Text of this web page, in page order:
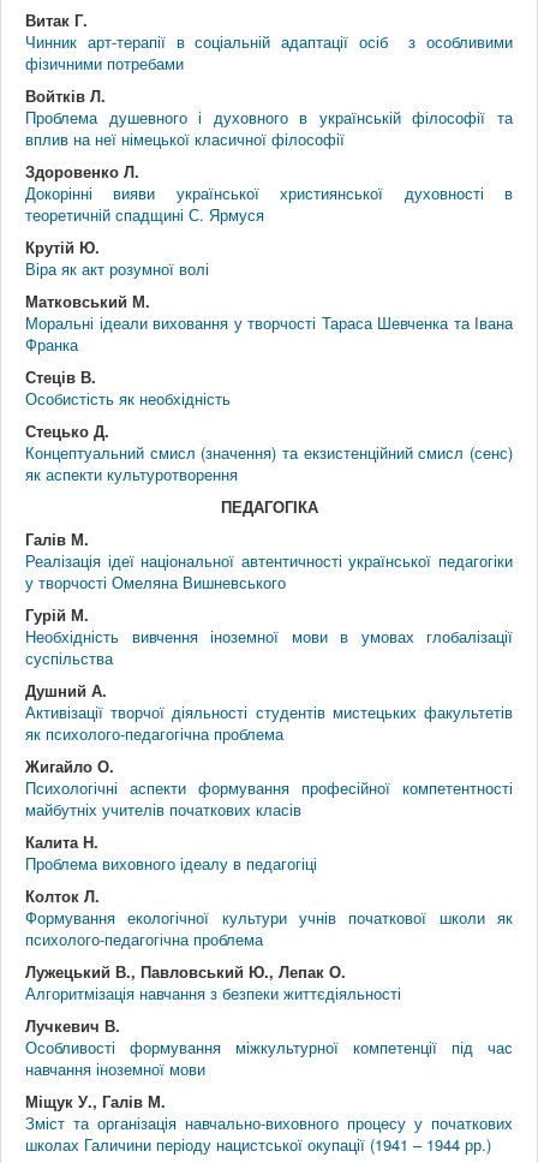
Витак Г.
Чинник арт-терапії в соціальній адаптації осіб з особливими
фізичними потребами
Войтків Л.
Проблема душевного і духовного в українській філософії та
вплив на неї німецької класичної філософії
Здоровенко Л.
Докорінні вияви української християнської духовності в
теоретичній спадщині С. Ярмуся
Крутій Ю.
Віра як акт розумної волі
Матковський М.
Моральні ідеали виховання у творчості Тараса Шевченка та Івана
Франка
Стеців В.
Особистість як необхідність
Стецько Д.
Концептуальний смисл (значення) та екзистенційний смисл (сенс)
як аспекти культуротворення
ПЕДАГОГІКА
Галів М.
Реалізація ідеї національної автентичності української педагогіки
у творчості Омеляна Вишневського
Гурій М.
Необхідність вивчення іноземної мови в умовах глобалізації
суспільства
Душний А.
Активізації творчої діяльності студентів мистецьких факультетів
як психолого-педагогічна проблема
Жигайло О.
Психологічні аспекти формування професійної компетентності
майбутніх учителів початкових класів
Калита Н.
Проблема виховного ідеалу в педагогіці
Колток Л.
Формування екологічної культури учнів початкової школи як
психолого-педагогічна проблема
Лужецький В., Павловський Ю., Лепак О.
Алгоритмізація навчання з безпеки життєдіяльності
Лучкевич В.
Особливості формування міжкультурної компетенції під час
навчання іноземної мови
Міщук У., Галів М.
Зміст та організація навчально-виховного процесу у початкових
школах Галичини періоду нацистської окупації (1941 – 1944 рр.)